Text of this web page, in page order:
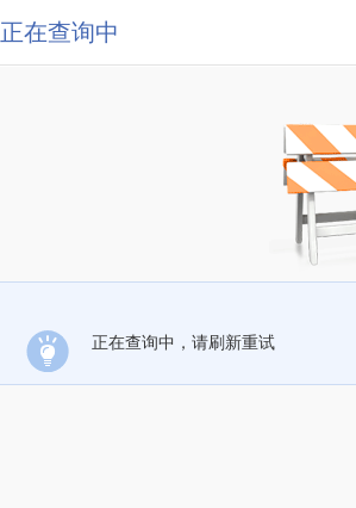
正在查询中
正在查询中，请刷新重试